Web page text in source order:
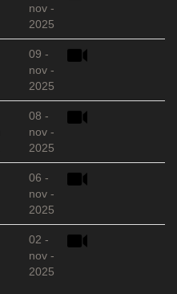
nov -
2025
09 -
nov -
2025
08 -
nov -
2025
06 -
nov -
2025
02 -
nov -
2025